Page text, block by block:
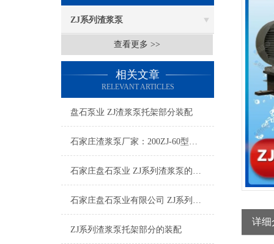
ZJ系列渣浆泵
查看更多 >>
相关文章
RELEVANT ARTICLES
盘石泵业 ZJ渣浆泵托架部分装配
石家庄渣浆泵厂家：200ZJ-60型渣浆泵
石家庄盘石泵业 ZJ系列渣浆泵的特点及其应用
石家庄盘石泵业有限公司 ZJ系列渣浆泵工作原理
ZJ系列渣浆泵托架部分的装配
详细